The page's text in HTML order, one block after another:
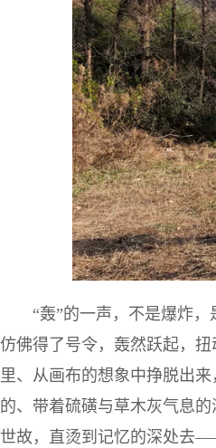
“轰”的一声，不是爆炸
仿佛得了号令，轰然跃起，
里、从画布的想象中挣脱出
的、带着硫磺与草木灰气息
世故，直烫到记忆的深处去